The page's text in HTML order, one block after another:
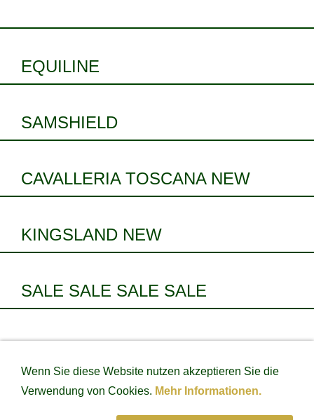
EQUILINE
SAMSHIELD
CAVALLERIA TOSCANA NEW
KINGSLAND NEW
SALE SALE SALE SALE
IMPRESSUM DATENSCHUTZ
VERSAND &
ZAHLUNGSARTEN
LIEFERZEITEN
WIDERRUFSRECHT
WIDERRUFSFORMULAR
RETOURE
WIDERRUF
Wenn Sie diese Website nutzen akzeptieren Sie die
Verwendung von Cookies. Mehr Informationen.